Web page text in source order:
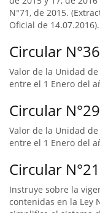
N°71, de 2015.
Oficial de 14.07.2016).
Circular
Valor de la Unidad
entre el 1 Enero del
Circular
Valor de la Unidad
entre el 1 Enero del
Circular
Instruye sobre la
contenidas en la Ley